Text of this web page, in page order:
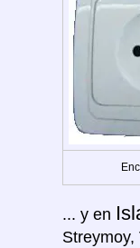
... y en
Streymoy,